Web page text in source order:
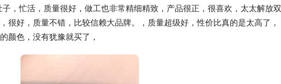
，忙活，质量很好，做工也非常精细精致，产品很正，很喜欢，太太解放双
很好，质量不错，比较信赖大品牌。，质量超级好，性价比真的是太高了，
颜色，没有犹豫就买了，